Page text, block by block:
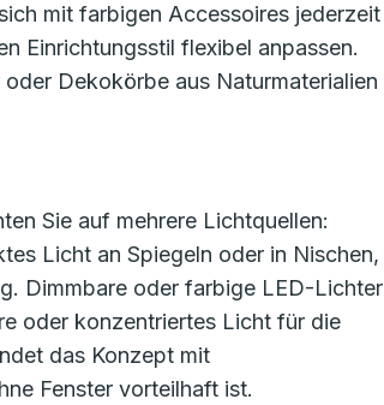
mit farbigen Accessoires jederzeit
Einrichtungsstil flexibel anpassen.
Dekokörbe aus Naturmaterialien
Sie auf mehrere Lichtquellen:
Licht an Spiegeln oder in Nischen,
Dimmbare oder farbige LED-Lichter
oder konzentriertes Licht für die
das Konzept mit
Fenster vorteilhaft ist.